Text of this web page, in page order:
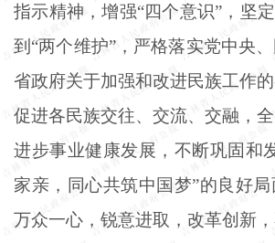
指示精神，增强“四个意识”，坚
到“两个维护”，严格落实党中央、
省政府关于加强和改进民族工作
促进各民族交往、交流、交融，
进步事业健康发展，不断巩固和
家亲，同心共筑中国梦”的良好局
万众一心，锐意进取，改革创新